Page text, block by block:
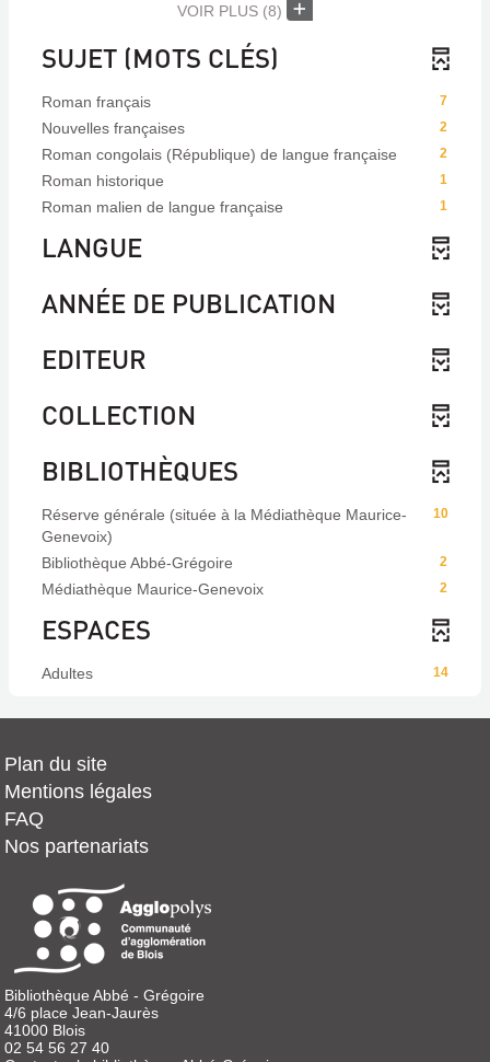
VOIR PLUS (8)
SUJET (MOTS CLÉS)
7
Roman français
2
Nouvelles françaises
2
Roman congolais (République) de langue française
1
Roman historique
1
Roman malien de langue française
LANGUE
ANNÉE DE PUBLICATION
EDITEUR
COLLECTION
BIBLIOTHÈQUES
10
Réserve générale (située à la Médiathèque Maurice-
Genevoix)
2
Bibliothèque Abbé-Grégoire
2
Médiathèque Maurice-Genevoix
ESPACES
14
Adultes
Plan du site
Mentions légales
FAQ
Nos partenariats
Bibliothèque Abbé - Grégoire
4/6 place Jean-Jaurès
41000 Blois
02 54 56 27 40